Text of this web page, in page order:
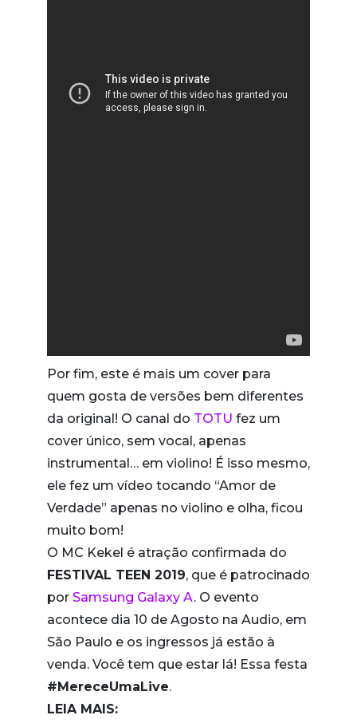
Por fim, este é mais um cover para
quem gosta de versões bem diferentes
da original! O canal do TOTU fez um
cover único, sem vocal, apenas
instrumental… em violino! É isso mesmo,
ele fez um vídeo tocando “Amor de
Verdade” apenas no violino e olha, ficou
muito bom!
O MC Kekel é atração confirmada do
FESTIVAL TEEN 2019, que é patrocinado
por Samsung Galaxy A. O evento
acontece dia 10 de Agosto na Audio, em
São Paulo e os ingressos já estão à
venda. Você tem que estar lá! Essa festa
#MereceUmaLive.
LEIA MAIS: